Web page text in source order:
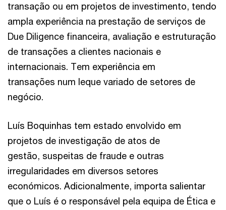
transação ou em projetos de investimento, tendo
ampla experiência na prestação de serviços de
Due Diligence financeira, avaliação e estruturação
de transações a clientes nacionais e
internacionais. Tem experiência em
transações num leque variado de setores de
negócio.
Luís Boquinhas tem estado envolvido em
projetos de investigação de atos de
gestão, suspeitas de fraude e outras
irregularidades em diversos setores
económicos. Adicionalmente, importa salientar
que o Luís é o responsável pela equipa de Ética e